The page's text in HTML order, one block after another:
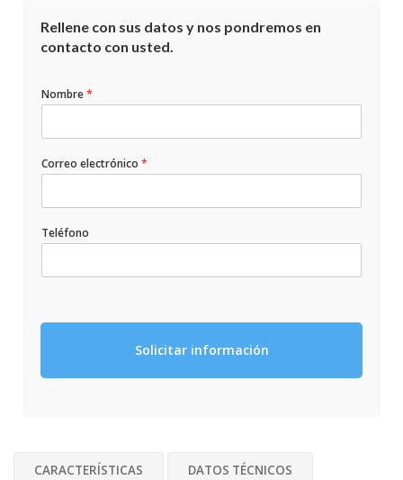
Rellene con sus datos y nos pondremos en
contacto con usted.
Nombre*
Correo electrónico *
Teléfono
Solicitar información
CARACTERÍSTICAS DATOS TÉCNICOS